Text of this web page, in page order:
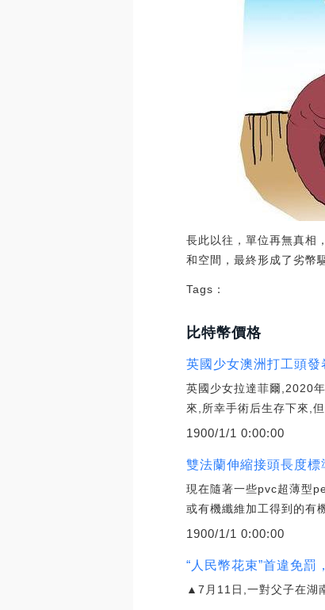
長此以往，單位再無真相
和空間，最終形成了劣幣
Tags：
比特幣價格
英國少女澳洲打工頭
英國少女拉達菲爾,2020
來,所幸手術后生存下來,
1900/1/1 0:00:00
雙法蘭伸縮接頭長度標
現在隨著一些pvc超薄型
或有機纖維加工得到的有
1900/1/1 0:00:00
“人民幣花束”首違免罰
▲7月11日,一對父子在湖